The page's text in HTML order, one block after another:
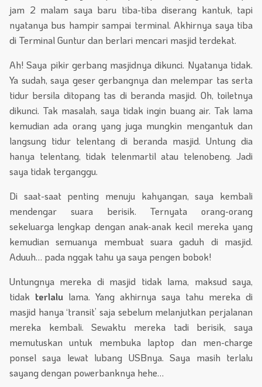
jam 2 malam saya baru tiba-tiba diserang kantuk, tapi
nyatanya bus hampir sampai terminal. Akhirnya saya tiba
di Terminal Guntur dan berlari mencari masjid terdekat.
Ah! Saya pikir gerbang masjidnya dikunci. Nyatanya tidak.
Ya sudah, saya geser gerbangnya dan melempar tas serta
tidur bersila ditopang tas di beranda masjid. Oh, toiletnya
dikunci. Tak masalah, saya tidak ingin buang air. Tak lama
kemudian ada orang yang juga mungkin mengantuk dan
langsung tidur telentang di beranda masjid. Untung dia
hanya telentang, tidak telenmartil atau telenobeng. Jadi
saya tidak terganggu.
Di saat-saat penting menuju kahyangan, saya kembali
mendengar suara berisik. Ternyata orang-orang
sekeluarga lengkap dengan anak-anak kecil mereka yang
kemudian semuanya membuat suara gaduh di masjid.
Aduuh… pada nggak tahu ya saya pengen bobok!
Untungnya mereka di masjid tidak lama, maksud saya,
tidak terlalu lama. Yang akhirnya saya tahu mereka di
masjid hanya ‘transit’ saja sebelum melanjutkan perjalanan
mereka kembali. Sewaktu mereka tadi berisik, saya
memutuskan untuk membuka laptop dan men-charge
ponsel saya lewat lubang USBnya. Saya masih terlalu
sayang dengan powerbanknya hehe…